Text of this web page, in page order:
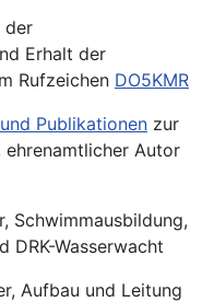
der
Erhalt der
Rufzeichen DO5KMR
Publikationen zur
ehrenamtlicher Autor
Schwimmausbildung,
DRK-Wasserwacht
Aufbau und Leitung